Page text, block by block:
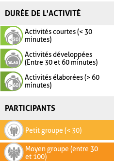
DURÉE DE L'ACTIVITÉ
Activités courtes (< 30
minutes)
Activités développées
(Entre 30 et 60 minutes)
Activités élaborées (> 60
minutes)
PARTICIPANTS
Petit groupe (< 30)
Moyen groupe (entre 30
et 100)